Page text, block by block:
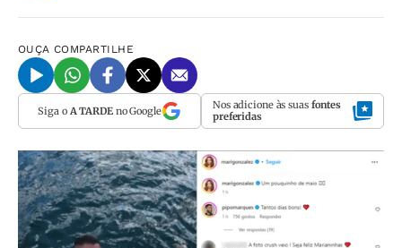
OUÇA COMPARTILHE
Siga o A TARDEno Google Nos adicione às suas fontes
preferidas